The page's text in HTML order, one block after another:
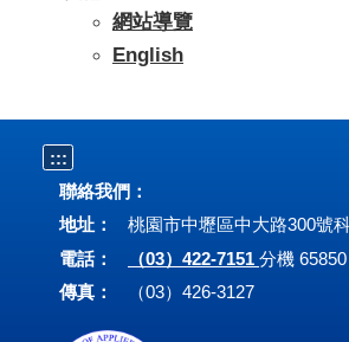
網站導覽
English
:::
聯絡我們：
地址：
桃園市中壢區中大路300號
電話：
（03）422-7151 分機 65850
傳真：
（03）426-3127